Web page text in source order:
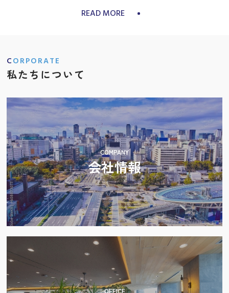
READ MORE
決算棚卸のお知らせ
年末年始休業のお知らせ
2024.05.10
決算棚卸のお知らせ
2024.04.02
愛知県ＳＤＧｓ登録制度「あいちＳＤＧｓパートナー
ズ」に登録されました
2024.03.12
「健康経営優良法人2024（中小規模法人部門）」に認定
2023.12.05
ホームページをリニューアルしました。
CORPORATE
私たちについて
COMPANY
会社情報
OFFICE